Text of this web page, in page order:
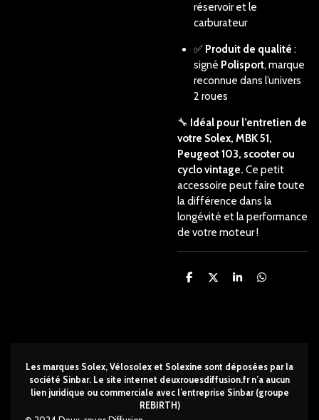
réservoir et le
carburateur
✅ Produit de qualité :
signé Polisport, marque
reconnue dans l’univers
2 roues
🔧 Idéal pour l’entretien de
votre Solex, MBK 51,
Peugeot 103, scooter ou
cyclo vintage. Ce petit
accessoire peut faire toute
la différence dans la
longévité et la performance
de votre moteur !
P
P
P
P
Les marques Solex, Vélosolex et Solexine sont déposées par la
société Sinbar. Le site internet deuxrouesdiffusion.fr n’a aucun
lien juridique ou commerciale avec l’entreprise Sinbar (groupe
REBIRTH)